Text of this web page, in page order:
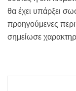
θα έχει υπάρξει
προηγούμενες
σημείωσε